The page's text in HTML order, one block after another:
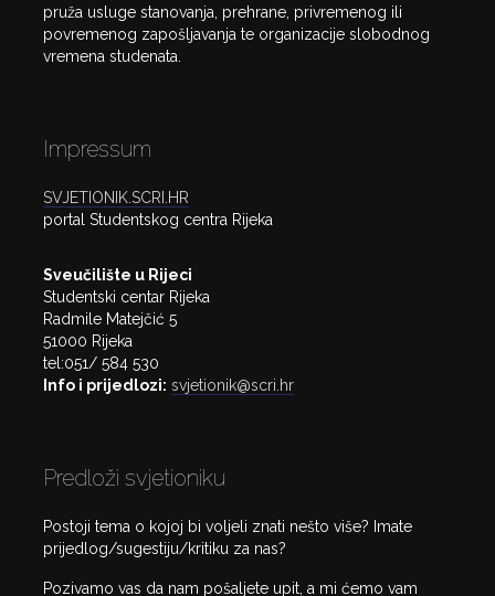
pruža usluge stanovanja, prehrane, privremenog ili
povremenog zapošljavanja te organizacije slobodnog
vremena studenata.
Impressum
SVJETIONIK.SCRI.HR
portal Studentskog centra Rijeka
Sveučilište u Rijeci
Studentski centar Rijeka
Radmile Matejčić 5
51000 Rijeka
tel:051/ 584 530
Info i prijedlozi: svjetionik@scri.hr
Predloži svjetioniku
Postoji tema o kojoj bi voljeli znati nešto više? Imate
prijedlog/sugestiju/kritiku za nas?
Pozivamo vas da nam pošaljete upit, a mi ćemo vam